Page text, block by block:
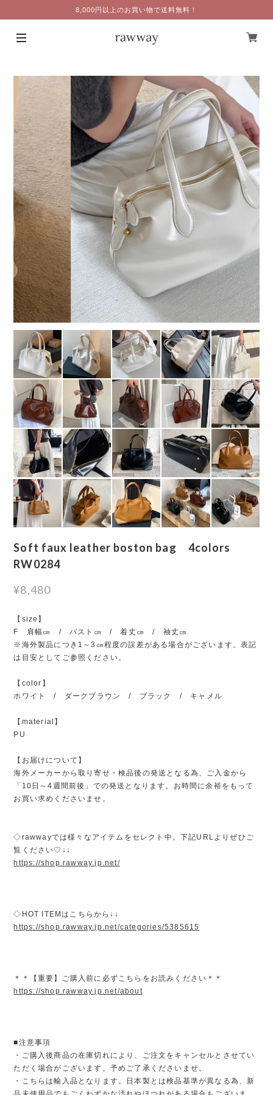
8,000円以上のお買い物で送料無料！
Soft faux leather boston bag 4colors
RW0284
¥8,480
【size】
F 肩幅㎝ / バスト㎝ / 着丈㎝ / 袖丈㎝
※海外製品につき1～3㎝程度の誤差がある場合がございます。表記
は目安としてご参照ください。
【color】
ホワイト / ダークブラウン / ブラック / キャメル
【material】
PU
【お届けについて】
海外メーカーから取り寄せ・検品後の発送となる為、ご入金から
「10日～4週間前後」での発送となります。お時間に余裕をもって
お買い求めくださいませ。
◇rawwayでは様々なアイテムをセレクト中。下記URLよりぜひご
覧ください♡↓↓
https://shop.rawway.jp.net/
◇HOT ITEMはこちらから↓↓
https://shop.rawway.jp.net/categories/5385615
＊＊【重要】ご購入前に必ずこちらをお読みください＊＊
https://shop.rawway.jp.net/about
■注意事項
・ご購入後商品の在庫切れにより、ご注文をキャンセルとさせてい
ただく場合がございます。予めご了承くださいませ。
・こちらは輸入品となります。日本製とは検品基準が異なる為、新